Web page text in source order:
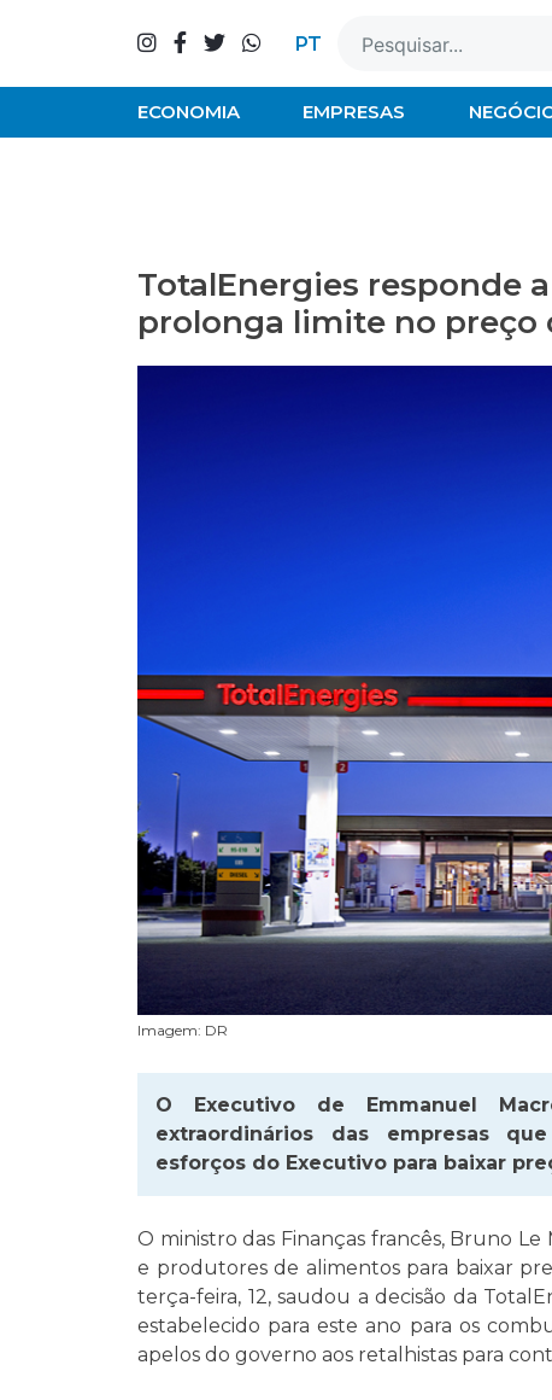
PT
ECONOMIA EMPRESAS
TotalEnergies responde
prolonga limite no preço
Imagem: DR
O Executivo de Emmanuel
extraordinários das empresas
esforços do Executivo para baixar
O ministro das Finanças francês, Bruno
e produtores de alimentos para baixar
terça-feira, 12, saudou a decisão da
estabelecido para este ano para os
apelos do governo aos retalhistas para